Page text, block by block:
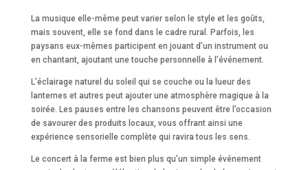
La musique elle-même peut varier selon le style et les goûts,
mais souvent, elle se fond dans le cadre rural. Parfois, les
paysans eux-mêmes participent en jouant d’un instrument ou
en chantant, ajoutant une touche personnelle à l’événement.
L’éclairage naturel du soleil qui se couche ou la lueur des
lanternes et autres peut ajouter une atmosphère magique à la
soirée. Les pauses entre les chansons peuvent être l’occasion
de savourer des produits locaux, vous offrant ainsi une
expérience sensorielle complète qui ravira tous les sens.
Le concert à la ferme est bien plus qu’un simple événement